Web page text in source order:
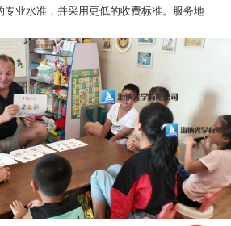
专业水准，并采用更低的收费标准。服务地